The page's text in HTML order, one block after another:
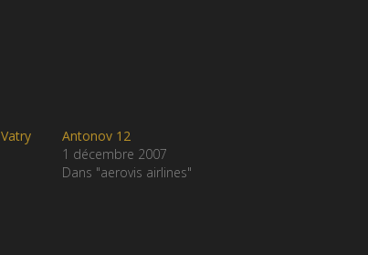
Antonov 12
1 décembre 2007
Dans "aerovis airlines"